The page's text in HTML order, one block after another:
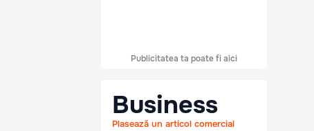
Publicitatea ta poate fi aici
Business
Plasează un articol comercial